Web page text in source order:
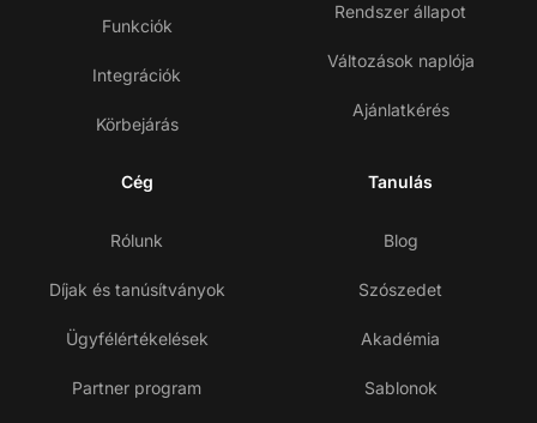
Funkciók
Integrációk
Körbejárás
Rendszer állapot
Változások naplója
Ajánlatkérés
Cég
Rólunk
Díjak és tanúsítványok
Ügyfélértékelések
Partner program
Tanulás
Blog
Szószedet
Akadémia
Sablonok